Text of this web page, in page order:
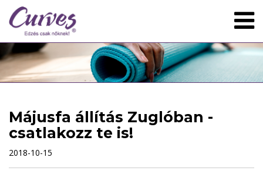
Májusfa állítás Zuglóban -
csatlakozz te is!
2018-10-15